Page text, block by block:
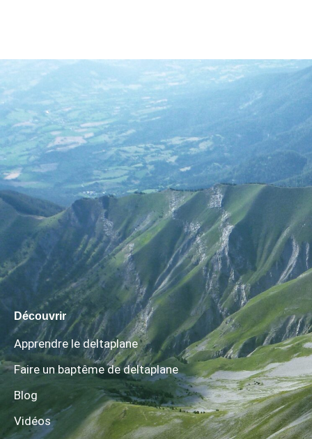
Découvrir
Apprendre le deltaplane
Faire un baptême de deltaplane
Blog
Vidéos